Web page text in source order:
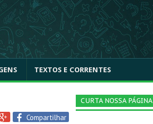
TEXTOS E CORRENTES
Compartilhar
CURTA NOSSA PÁGINA